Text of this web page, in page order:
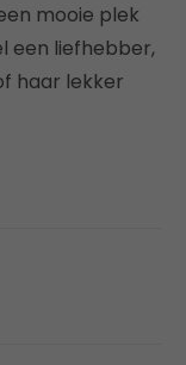
mooie plek
een liefhebber,
haar lekker